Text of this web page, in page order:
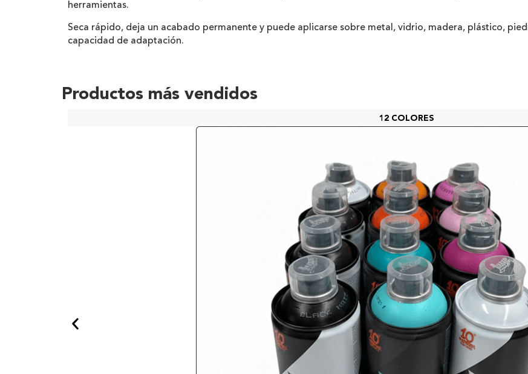
herramientas.
Seca rápido, deja un acabado permanente y puede aplicarse sobre metal, vidrio, madera, plástico,
capacidad de adaptación.
Productos más vendidos
12 COLORES